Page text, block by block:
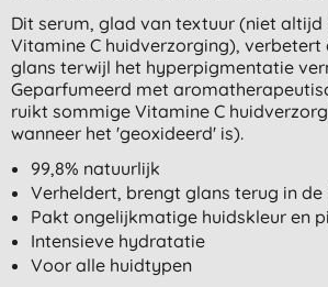
Dit serum, glad van textuur (niet
Vitamine C huidverzorging),
glans terwijl het hyperpigmentatie
Geparfumeerd met
ruikt sommige Vitamine C
wanneer het 'geoxideerd' is).
99,8% natuurlijk
Verheldert, brengt glans terug in de
Pakt ongelijkmatige huidskleur en
Intensieve hydratatie
Voor alle huidtypen